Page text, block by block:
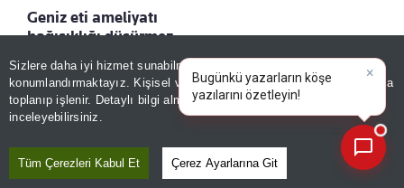
Sizlere daha iyi hizmet sunabilmek adına sitemizde
konumlandırmaktayız. Kişisel verileriniz, KVKK ve GDPR kapsamında
toplanıp işlenir. Detaylı bilgi almak içinAydınlatma Metnimizi
inceleyebilirsiniz.
Tüm Çerezleri Kabul Et Çerez Ayarlarına Git
Geniz eti ameliyatı
bağışıklığı düşürmez
Kaydet
Bugünkü yazarların köşe y